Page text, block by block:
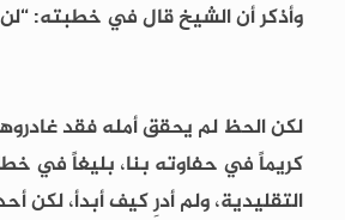
وأذكر أن الشيخ قال في خطبته: “لن
كريماً في حفاوته بنا، بليغاً في
التقليدية، ولم أدرِ كيف أبدأ، لكن